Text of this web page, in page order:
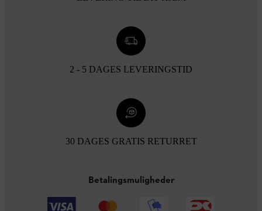
2 - 5 DAGES LEVERINGSTID
30 DAGES GRATIS RETURRET
Betalingsmuligheder